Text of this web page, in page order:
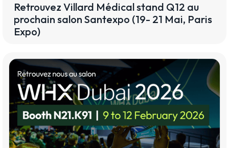
Retrouvez Villard Médical stand Q12 au
prochain salon Santexpo (19- 21 Mai, Paris
Expo)